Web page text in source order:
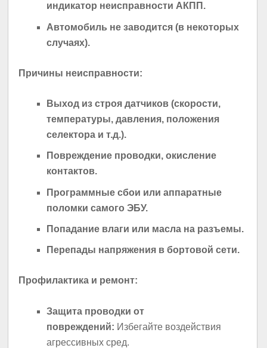
индикатор неисправности АКПП.
Автомобиль не заводится (в некоторых
случаях).
Причины неисправности:
Выход из строя датчиков (скорости,
температуры, давления, положения
селектора и т.д.).
Повреждение проводки, окисление
контактов.
Программные сбои или аппаратные
поломки самого ЭБУ.
Попадание влаги или масла на разъемы.
Перепады напряжения в бортовой сети.
Профилактика и ремонт:
Защита проводки от
повреждений: Избегайте воздействия
агрессивных сред.